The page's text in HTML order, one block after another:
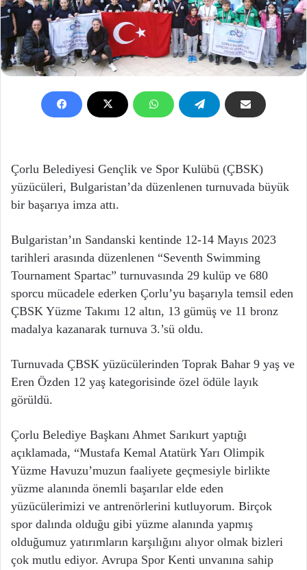
Çorlu Belediyesi Gençlik ve Spor Kulübü (ÇBSK)
yüzücüleri, Bulgaristan’da düzenlenen turnuvada büyük
bir başarıya imza attı.
Bulgaristan’ın Sandanski kentinde 12-14 Mayıs 2023
tarihleri arasında düzenlenen “Seventh Swimming
Tournament Spartac” turnuvasında 29 kulüp ve 680
sporcu mücadele ederken Çorlu’yu başarıyla temsil eden
ÇBSK Yüzme Takımı 12 altın, 13 gümüş ve 11 bronz
madalya kazanarak turnuva 3.’sü oldu.
Turnuvada ÇBSK yüzücülerinden Toprak Bahar 9 yaş ve
Eren Özden 12 yaş kategorisinde özel ödüle layık
görüldü.
Çorlu Belediye Başkanı Ahmet Sarıkurt yaptığı
açıklamada, “Mustafa Kemal Atatürk Yarı Olimpik
Yüzme Havuzu’muzun faaliyete geçmesiyle birlikte
yüzme alanında önemli başarılar elde eden
yüzücülerimizi ve antrenörlerini kutluyorum. Birçok
spor dalında olduğu gibi yüzme alanında yapmış
olduğumuz yatırımların karşılığını alıyor olmak bizleri
çok mutlu ediyor. Avrupa Spor Kenti unvanına sahip